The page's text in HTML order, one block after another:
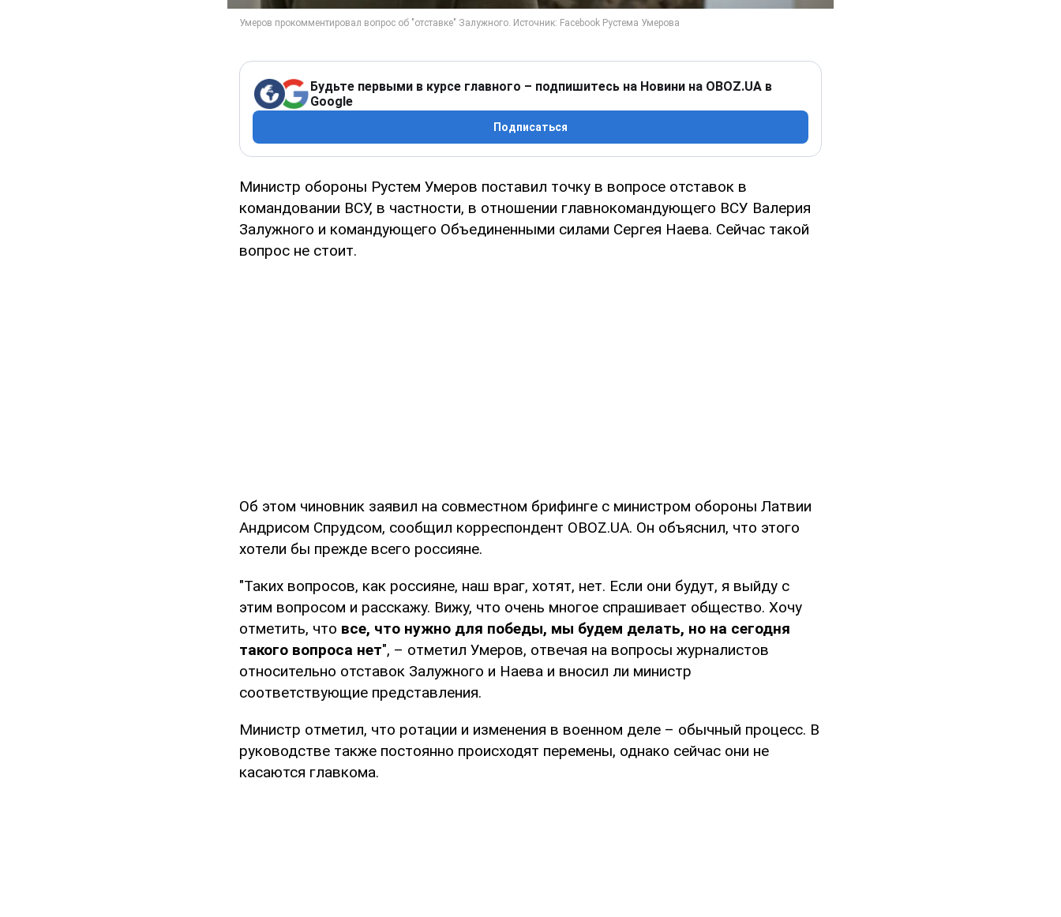
Будьте первыми в курсе главного – подпишитесь на Новини на OBOZ.UA в
Google
Подписаться
Министр обороны Рустем Умеров поставил точку в вопросе отставок в
командовании ВСУ, в частности, в отношении главнокомандующего ВСУ Валерия
Залужного и командующего Объединенными силами Сергея Наева. Сейчас такой
вопрос не стоит.
Об этом чиновник заявил на совместном брифинге с министром обороны Латвии
Андрисом Спрудсом, сообщил корреспондент OBOZ.UA. Он объяснил, что этого
хотели бы прежде всего россияне.
"Таких вопросов, как россияне, наш враг, хотят, нет. Если они будут, я выйду с
этим вопросом и расскажу. Вижу, что очень многое спрашивает общество. Хочу
отметить, что все, что нужно для победы, мы будем делать, но на сегодня
такого вопроса нет", – отметил Умеров, отвечая на вопросы журналистов
относительно отставок Залужного и Наева и вносил ли министр
соответствующие представления.
Министр отметил, что ротации и изменения в военном деле – обычный процесс. В
руководстве также постоянно происходят перемены, однако сейчас они не
касаются главкома.